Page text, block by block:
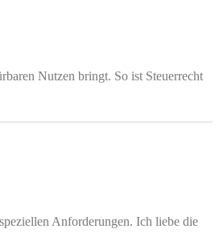
Nutzen bringt. So ist Steuerrecht
Anforderungen. Ich liebe die